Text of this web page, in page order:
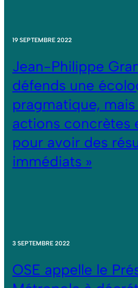
19 SEPTEMBRE 2022
Jean-Philippe
défends une
pragmatique,
actions concrètes
pour avoir des
immédiats »
3 SEPTEMBRE 2022
OSE appelle le